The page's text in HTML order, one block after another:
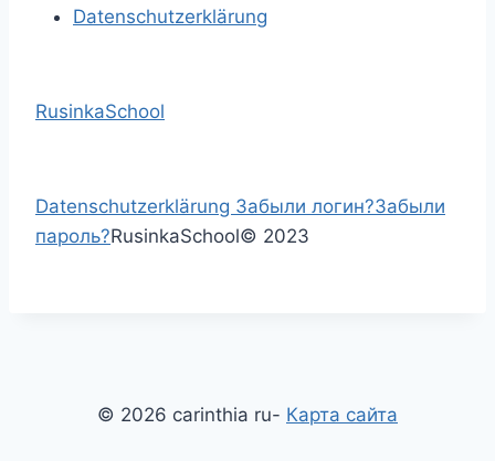
Datenschutzerklärung
RusinkaSchool
Datenschutzerklärung Забыли логин?Забыли
пароль?RusinkaSchool© 2023
© 2026 carinthia ru- Карта сайта